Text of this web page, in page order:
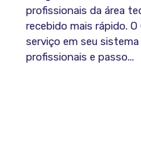
profissionais da área
recebido mais rápido.
serviço em seu
profissionais e passo...